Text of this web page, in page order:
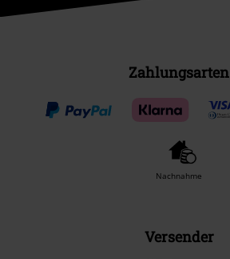
Zahlungsarten
Nachnahme
Versender